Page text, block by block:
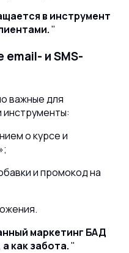
в инструмент
email- и SMS-
важные для
о курсе и
и промокод на
маркетинг БАД
как забота.